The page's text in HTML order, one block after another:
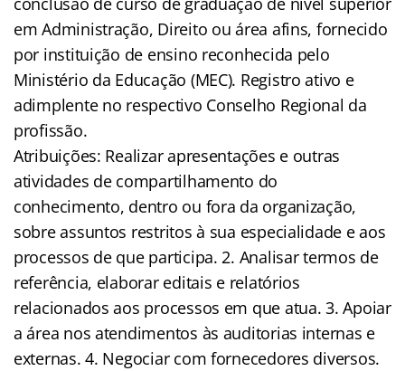
em Administração, Direito ou área afins, fornecido
por instituição de ensino reconhecida pelo
Ministério da Educação (MEC). Registro ativo e
adimplente no respectivo Conselho Regional da
profissão.
Atribuições: Realizar apresentações e outras
atividades de compartilhamento do
conhecimento, dentro ou fora da organização,
sobre assuntos restritos à sua especialidade e aos
processos de que participa. 2. Analisar termos de
referência, elaborar editais e relatórios
relacionados aos processos em que atua. 3. Apoiar
a área nos atendimentos às auditorias internas e
externas. 4. Negociar com fornecedores diversos.